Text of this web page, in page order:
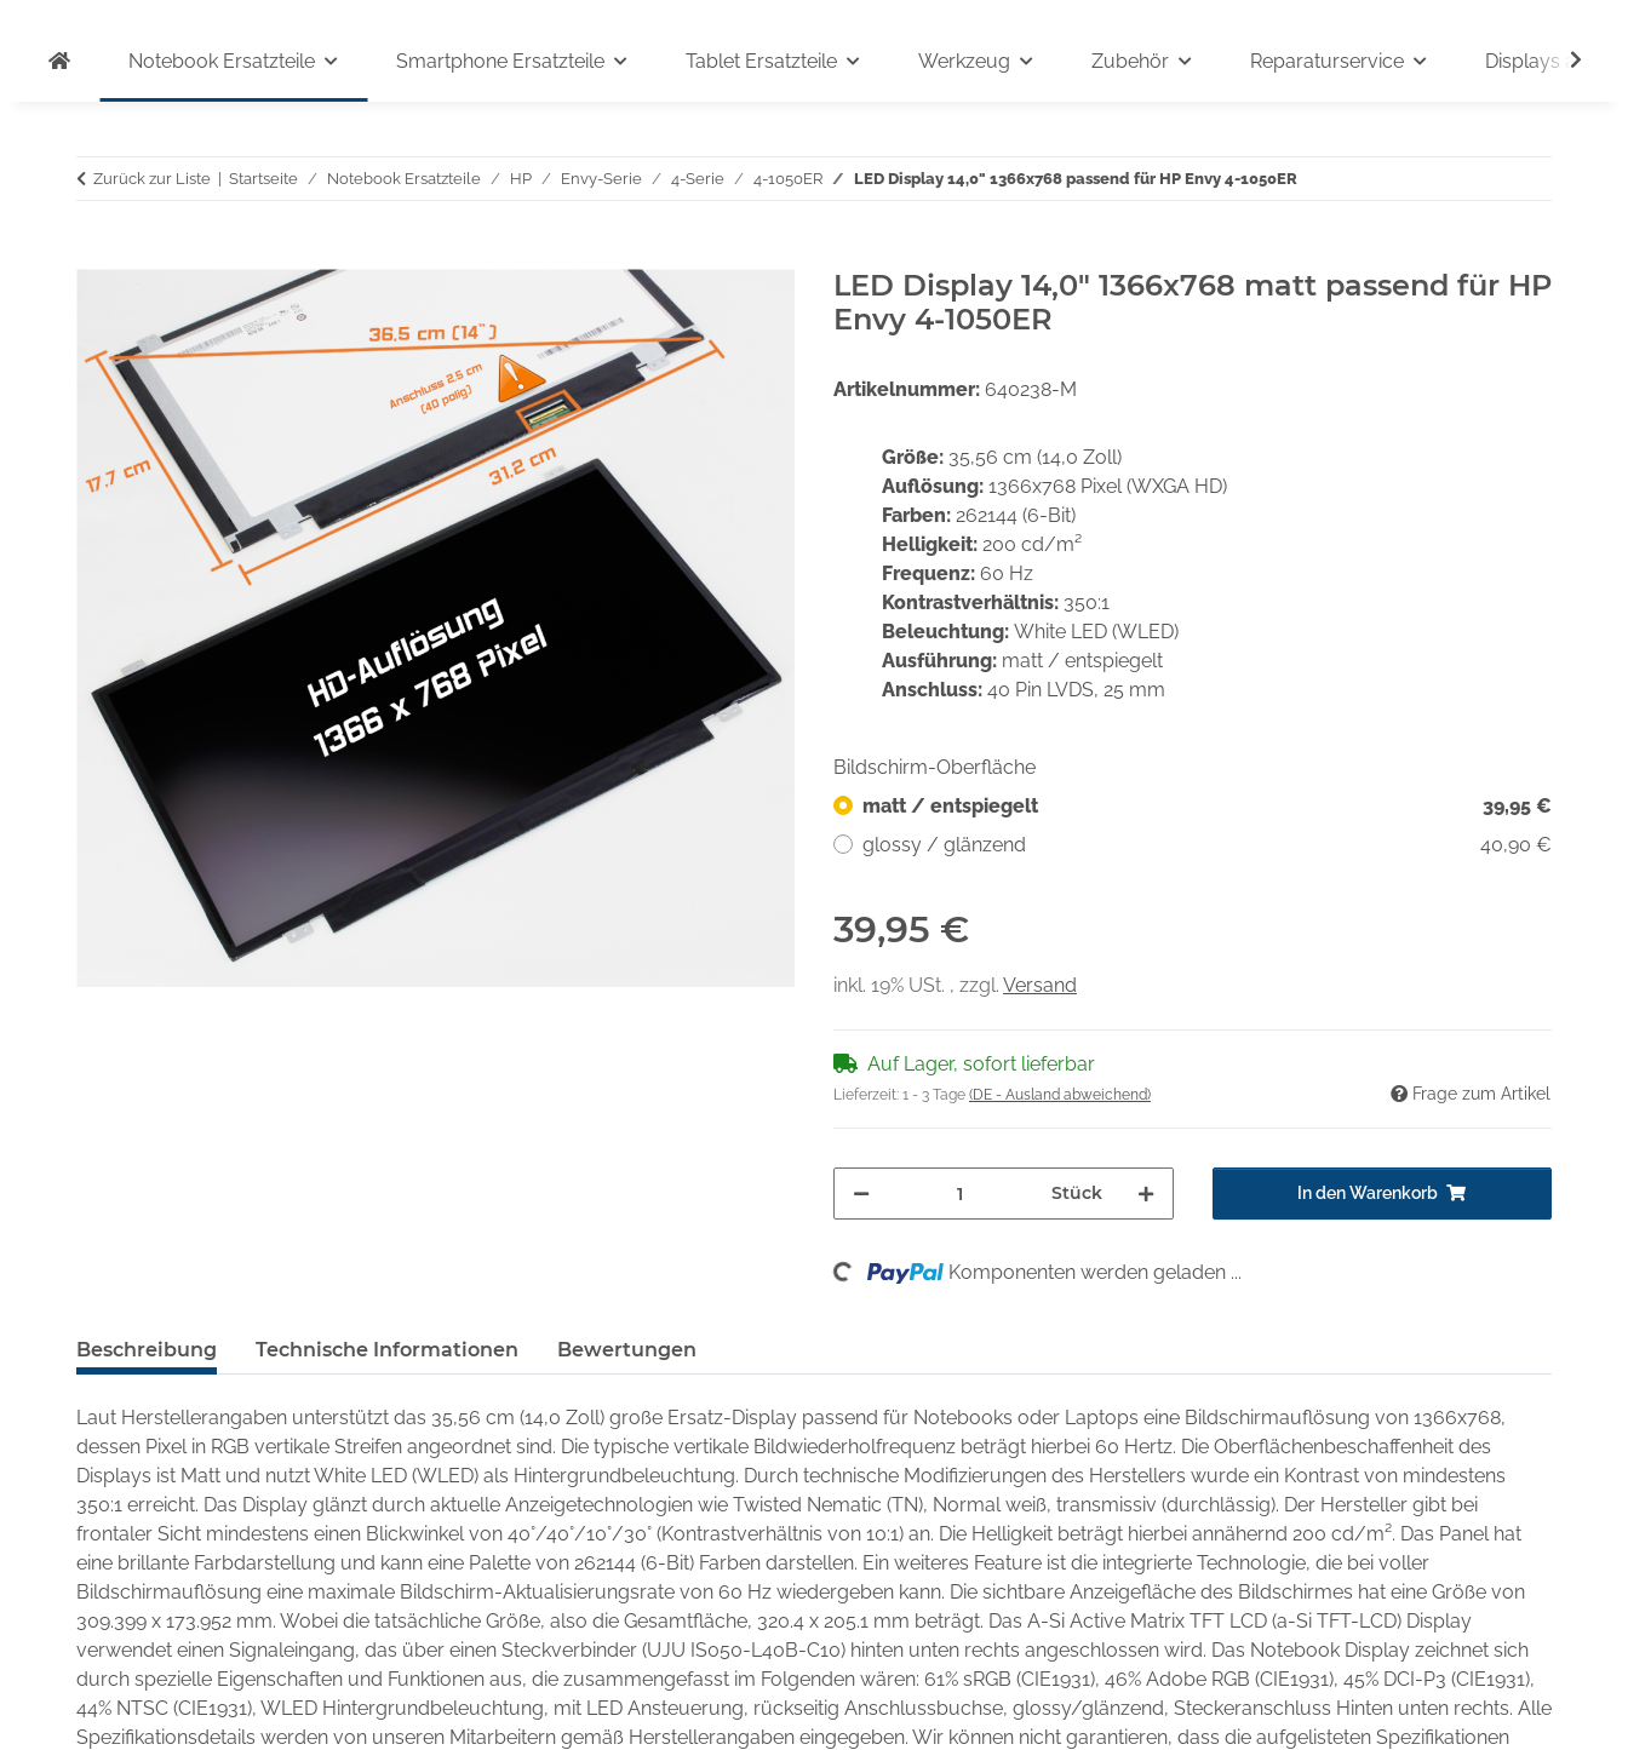
Notebook Ersatzteile Smartphone Ersatzteile Tablet Ersatzteile Werkzeug Zubehör Reparaturservice Displays auf
Zurück zur Liste Startseite Notebook Ersatzteile HP Envy-Serie 4-Serie 4-1050ER LED Display 14,0" 1366x768 passend für HP Envy 4-1050ER
LED Display 14,0" 1366x768 matt passend für HP
Envy 4-1050ER
Artikelnummer: 640238-M
Größe: 35,56 cm (14,0 Zoll)
Auflösung: 1366x768 Pixel (WXGA HD)
Farben: 262144 (6-Bit)
Helligkeit: 200 cd/m²
Frequenz: 60 Hz
Kontrastverhältnis: 350:1
Beleuchtung: White LED (WLED)
Ausführung: matt / entspiegelt
Anschluss: 40 Pin LVDS, 25 mm
Bildschirm-Oberfläche
matt / entspiegelt
39,95 €
glossy / glänzend
40,90 €
39,95 €
inkl. 19% USt. , zzgl. Versand
Auf Lager, sofort lieferbar
Lieferzeit: 1 - 3 Tage (DE - Ausland abweichend) Frage zum Artikel
Stück In den Warenkorb
Loading... Komponenten werden geladen ...
Beschreibung Technische Informationen Bewertungen
Laut Herstellerangaben unterstützt das 35,56 cm (14,0 Zoll) große Ersatz-Display passend für Notebooks oder Laptops eine Bildschirmauflösung von 1366x768,
dessen Pixel in RGB vertikale Streifen angeordnet sind. Die typische vertikale Bildwiederholfrequenz beträgt hierbei 60 Hertz. Die Oberflächenbeschaffenheit des
Displays ist Matt und nutzt White LED (WLED) als Hintergrundbeleuchtung. Durch technische Modifizierungen des Herstellers wurde ein Kontrast von mindestens
350:1 erreicht. Das Display glänzt durch aktuelle Anzeigetechnologien wie Twisted Nematic (TN), Normal weiß, transmissiv (durchlässig). Der Hersteller gibt bei
frontaler Sicht mindestens einen Blickwinkel von 40°/40°/10°/30° (Kontrastverhältnis von 10:1) an. Die Helligkeit beträgt hierbei annähernd 200 cd/m². Das Panel hat
eine brillante Farbdarstellung und kann eine Palette von 262144 (6-Bit) Farben darstellen. Ein weiteres Feature ist die integrierte Technologie, die bei voller
Bildschirmauflösung eine maximale Bildschirm-Aktualisierungsrate von 60 Hz wiedergeben kann. Die sichtbare Anzeigefläche des Bildschirmes hat eine Größe von
309.399 x 173.952 mm. Wobei die tatsächliche Größe, also die Gesamtfläche, 320.4 x 205.1 mm beträgt. Das A-Si Active Matrix TFT LCD (a-Si TFT-LCD) Display
verwendet einen Signaleingang, das über einen Steckverbinder (UJU IS050-L40B-C10) hinten unten rechts angeschlossen wird. Das Notebook Display zeichnet sich
durch spezielle Eigenschaften und Funktionen aus, die zusammengefasst im Folgenden wären: 61% sRGB (CIE1931), 46% Adobe RGB (CIE1931), 45% DCI-P3 (CIE1931),
44% NTSC (CIE1931), WLED Hintergrundbeleuchtung, mit LED Ansteuerung, rückseitig Anschlussbuchse, glossy/glänzend, Steckeranschluss Hinten unten rechts. Alle
Spezifikationsdetails werden von unseren Mitarbeitern gemäß Herstellerangaben eingegeben. Wir können nicht garantieren, dass die aufgelisteten Spezifikationen